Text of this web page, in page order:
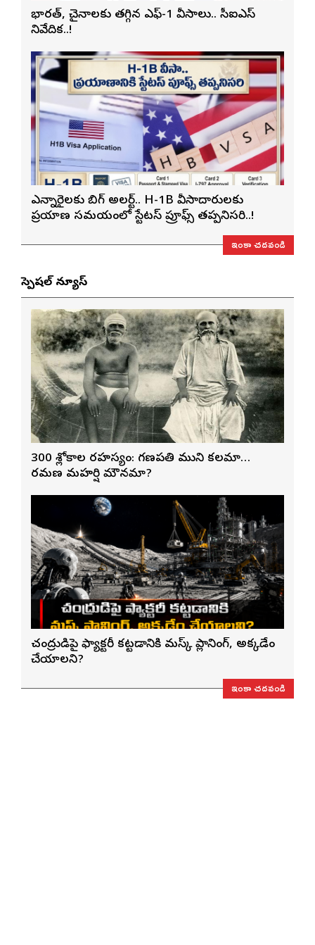
భారత్, చైనాలకు తగ్గిన ఎఫ్-1 వీసాలు.. సీఐఎస్
నివేదిక..!
ఎన్నారైలకు బిగ్ అలర్ట్.. H-1B వీసాదారులకు
ప్రయాణ సమయంలో స్టేటస్ ప్రూఫ్స్ తప్పనిసరి..!
ఇంకా చదవండి
స్పెషల్ న్యూస్
300 శ్లోకాల రహస్యం: గణపతి ముని కలమా…
రమణ మహర్షి మౌనమా?
చంద్రుడిపై ఫ్యాక్టరీ కట్టడానికి మస్క్ ప్లానింగ్, అక్కడేం
చేయాలని?
ఇంకా చదవండి